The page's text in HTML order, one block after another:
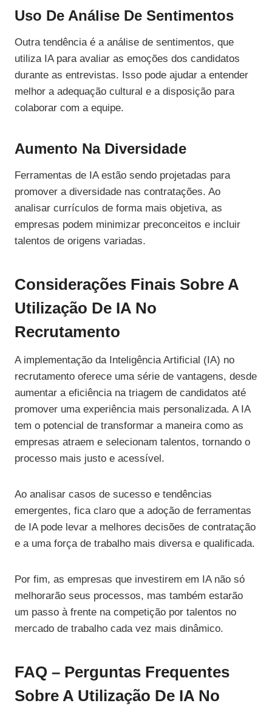
Uso De Análise De Sentimentos
Outra tendência é a análise de sentimentos, que
utiliza IA para avaliar as emoções dos candidatos
durante as entrevistas. Isso pode ajudar a entender
melhor a adequação cultural e a disposição para
colaborar com a equipe.
Aumento Na Diversidade
Ferramentas de IA estão sendo projetadas para
promover a diversidade nas contratações. Ao
analisar currículos de forma mais objetiva, as
empresas podem minimizar preconceitos e incluir
talentos de origens variadas.
Considerações Finais Sobre A
Utilização De IA No
Recrutamento
A implementação da Inteligência Artificial (IA) no
recrutamento oferece uma série de vantagens, desde
aumentar a eficiência na triagem de candidatos até
promover uma experiência mais personalizada. A IA
tem o potencial de transformar a maneira como as
empresas atraem e selecionam talentos, tornando o
processo mais justo e acessível.
Ao analisar casos de sucesso e tendências
emergentes, fica claro que a adoção de ferramentas
de IA pode levar a melhores decisões de contratação
e a uma força de trabalho mais diversa e qualificada.
Por fim, as empresas que investirem em IA não só
melhorarão seus processos, mas também estarão
um passo à frente na competição por talentos no
mercado de trabalho cada vez mais dinâmico.
FAQ – Perguntas Frequentes
Sobre A Utilização De IA No